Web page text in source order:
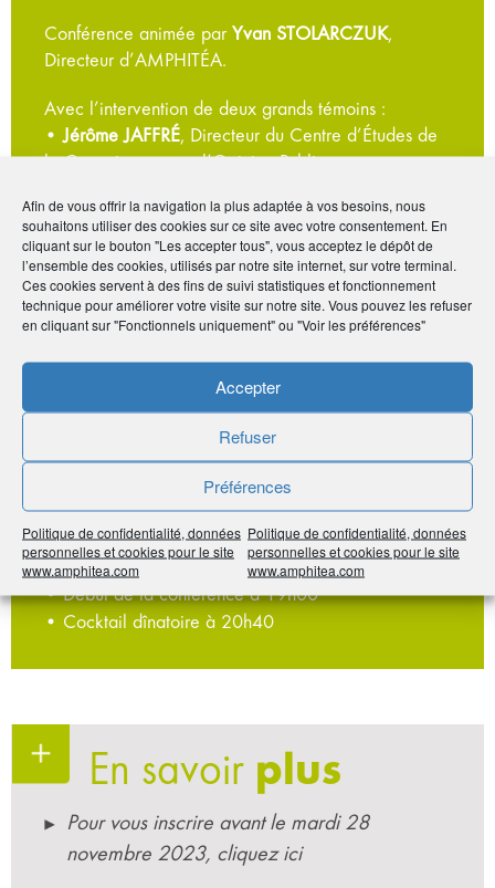
Afin de vous offrir la navigation la plus adaptée à vos besoins, nous
souhaitons utiliser des cookies sur ce site avec votre consentement. En
cliquant sur le bouton "Les accepter tous", vous acceptez le dépôt de
l’ensemble des cookies, utilisés par notre site internet, sur votre terminal.
Ces cookies servent à des fins de suivi statistiques et fonctionnement
technique pour améliorer votre visite sur notre site. Vous pouvez les refuser
en cliquant sur "Fonctionnels uniquement" ou "Voir les préférences"
Accepter
Refuser
Préférences
Politique de confidentialité, données
personnelles et cookies pour le site
www.amphitea.com
Politique de confidentialité, données
personnelles et cookies pour le site
www.amphitea.com
Conférence animée par Yvan STOLARCZUK,
Directeur d’AMPHITÉA.
Avec l’intervention de deux grands témoins :
•Jérôme JAFFRÉ, Directeur du Centre d’Études de
la Connaissance sur l’Opinion Publique
l’Épargne
Des spécialistes de la protection sociale et
patrimoniale d’AG2R LA MONDIALE interviendront
à cette occasion, aux côtés de professionnels aux
comptable, notaire, avocat).
PROGRAMME
• Accueil à partir de 18h30
• Début de la conférence à 19h00
• Cocktail dînatoire à 20h40
En savoir plus
Pour vous inscrire avant le mardi 28
novembre 2023, cliquez ici